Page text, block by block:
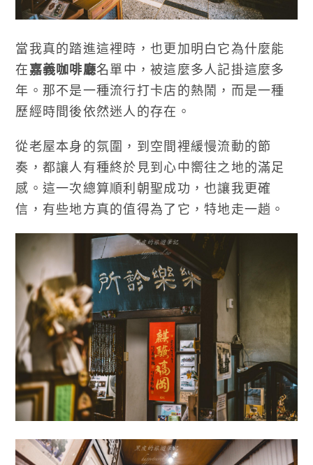
當我真的踏進這裡時，也更加明白它為什麼能
在嘉義咖啡廳名單中，被這麼多人記掛這麼多
年。那不是一種流行打卡店的熱鬧，而是一種
歷經時間後依然迷人的存在。
從老屋本身的氛圍，到空間裡緩慢流動的節
奏，都讓人有種終於見到心中嚮往之地的滿足
感。這一次總算順利朝聖成功，也讓我更確
信，有些地方真的值得為了它，特地走一趟。